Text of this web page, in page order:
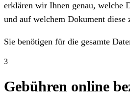
erklären wir Ihnen genau, welche
und auf welchem Dokument diese
Sie benötigen für die gesamte
3
Gebühren online